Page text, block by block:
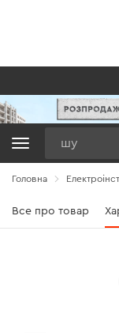
Головна
Все про товар